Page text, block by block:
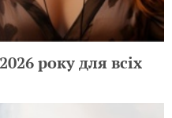
року для всіх